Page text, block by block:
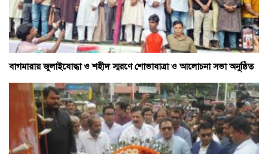
বাগমারায় জুলাইযোদ্ধা ও শহীদ স্মরণে শোভাযাত্রা ও আলোচনা সভা অনুষ্ঠিত